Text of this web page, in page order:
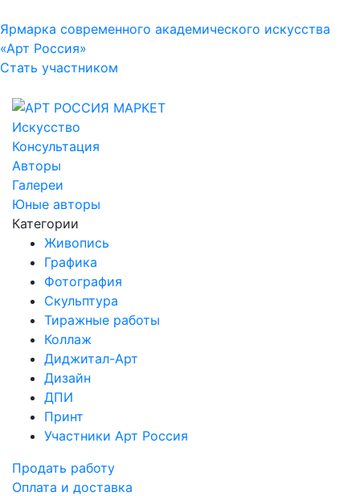
Ярмарка современного академического искусства
«Арт Россия»
Стать участником
Искусство
Консультация
Авторы
Галереи
Юные авторы
Категории
Живопись
Графика
Фотография
Скульптура
Тиражные работы
Коллаж
Диджитал-Арт
Дизайн
ДПИ
Принт
Участники Арт Россия
Продать работу
Оплата и доставка